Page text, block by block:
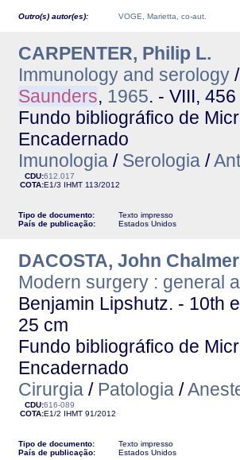
Outro(s) autor(es): VOGE, Marietta, co-aut.
CARPENTER, Philip L.
Immunology and serology
Saunders, 1965. - VIII,
Fundo bibliográfico de
Encadernado
Imunologia / Serologia /
CDU:612.017
COTA:E1/3 IHMT 113/2012
Tipo de documento:
Texto impresso
País de publicação:
Estados Unidos
DACOSTA, John
Modern surgery : general
Benjamin Lipshutz. - 10th
25 cm
Fundo bibliográfico de
Encadernado
Cirurgia / Patologia /
CDU:616-089
COTA:E1/2 IHMT 91/2012
Tipo de documento:
Texto impresso
País de publicação:
Estados Unidos